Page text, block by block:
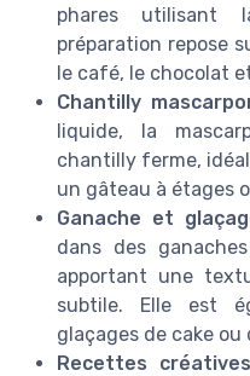
phares utilisant
préparation repose
le café, le chocolat
Chantilly
liquide, la
chantilly ferme,
un gâteau à étages
Ganache et
dans des
apportant une
subtile. Elle est
glaçages de cake
Recettes créatives